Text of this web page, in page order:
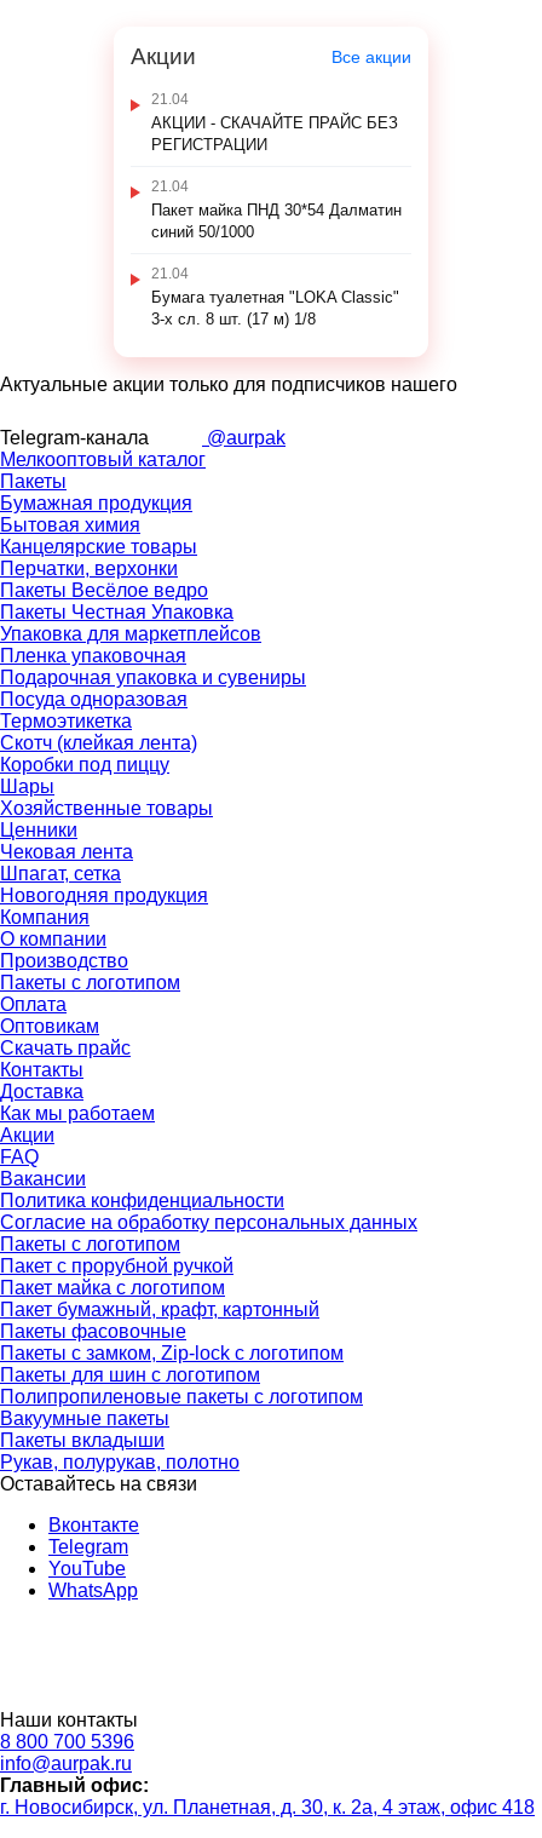
Акции Все акции
21.04
АКЦИИ - СКАЧАЙТЕ ПРАЙС БЕЗ
РЕГИСТРАЦИИ
21.04
Пакет майка ПНД 30*54 Далматин
синий 50/1000
21.04
Бумага туалетная "LOKA Classic"
3-х сл. 8 шт. (17 м) 1/8
Актуальные акции только для подписчиков нашего
Telegram-канала
@aurpak
Мелкооптовый каталог
Пакеты
Бумажная продукция
Бытовая химия
Канцелярские товары
Перчатки, верхонки
Пакеты Весёлое ведро
Пакеты Честная Упаковка
Упаковка для маркетплейсов
Пленка упаковочная
Подарочная упаковка и сувениры
Посуда одноразовая
Термоэтикетка
Скотч (клейкая лента)
Коробки под пиццу
Шары
Хозяйственные товары
Ценники
Чековая лента
Шпагат, сетка
Новогодняя продукция
Компания
О компании
Производство
Пакеты с логотипом
Оплата
Оптовикам
Скачать прайс
Контакты
Доставка
Как мы работаем
Акции
FAQ
Вакансии
Политика конфиденциальности
Согласие на обработку персональных данных
Пакеты с логотипом
Пакет с прорубной ручкой
Пакет майка с логотипом
Пакет бумажный, крафт, картонный
Пакеты фасовочные
Пакеты с замком, Zip-lock с логотипом
Пакеты для шин с логотипом
Полипропиленовые пакеты с логотипом
Вакуумные пакеты
Пакеты вкладыши
Рукав, полурукав, полотно
Оставайтесь на связи
Вконтакте
Telegram
YouTube
WhatsApp
Наши контакты
8 800 700 5396
info@aurpak.ru
Главный офис:
г. Новосибирск, ул. Планетная, д. 30, к. 2а, 4 этаж, офис 418